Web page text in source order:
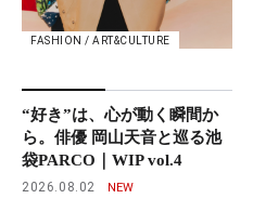
FASHION / ART&CULTURE
“好き”は、心が動く瞬間か
ら。俳優 岡山天音と巡る池
袋PARCO｜WIP vol.4
2026.08.02